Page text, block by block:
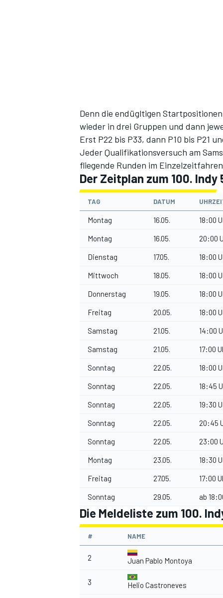
Denn die endügltigen
wieder in drei Gruppen und dann
Erst P22 bis P33, dann P10 bis P21
Jeder Qualifikationsversuch am
fliegende Runden im
Der Zeitplan zum 100. Indy
TAG DATUM
Montag 16.05. 18:00
Montag 16.05. 20:00
Dienstag 17.05. 18:00
Mittwoch 18.05. 18:00
Donnerstag 19.05. 18:00
Freitag 20.05. 18:00
Samstag 21.05. 14:00
Samstag 21.05. 17:00
Sonntag 22.05. 18:00
Sonntag 22.05. 18:45
Sonntag 22.05. 19:30
Sonntag 22.05. 20:45
Sonntag 22.05. 23:00
Montag 23.05. 18:30
Freitag 27.05. 17:00
Sonntag 29.05. ab
Die Meldeliste zum 100.
# NAME
2 Juan Pablo Montoya
3 Helio Castroneves